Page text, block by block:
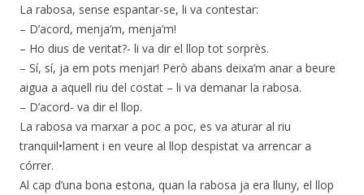
La rabosa, sense espantar-se, li va contestar:
– D’acord, menja’m, menja’m!
– Ho dius de veritat?- li va dir el llop tot sorprès.
– Sí, sí, ja em pots menjar! Però abans deixa’m anar a beure
aigua a aquell riu del costat – li va demanar la rabosa.
– D’acord- va dir el llop.
La rabosa va marxar a poc a poc, es va aturar al riu
tranquil•lament i en veure al llop despistat va arrencar a
córrer.
Al cap d’una bona estona, quan la rabosa ja era lluny, el llop